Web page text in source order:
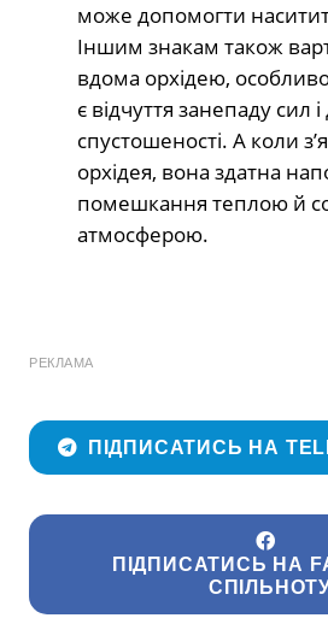
може допомогти
Іншим знакам також
вдома орхідею,
є відчуття занепаду сил
спустошеності. А коли
орхідея, вона здатна
помешкання теплою й
атмосферою.
РЕКЛАМА
ПІДПИСАТИСЬ НА
ПІДПИСАТИСЬ НА